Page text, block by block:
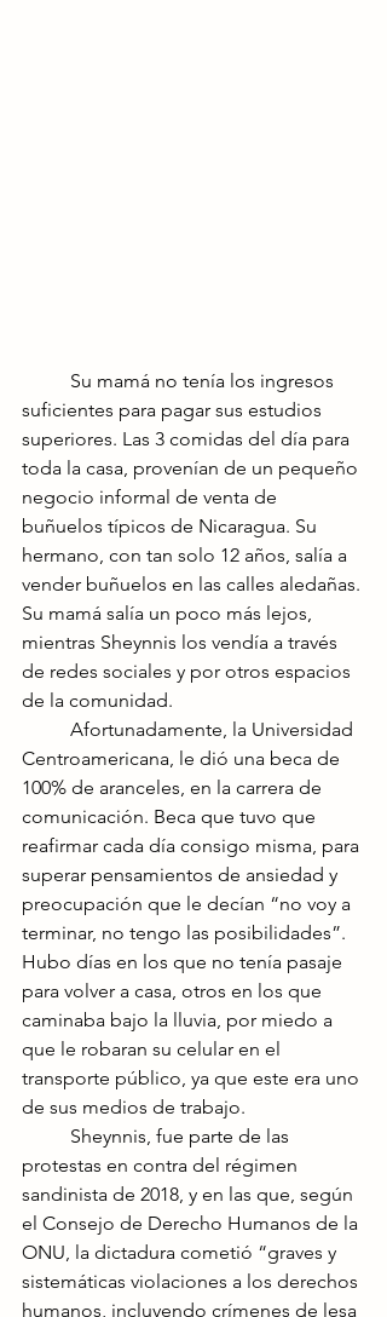
suficientes para pagar sus estudios
superiores. Las 3 comidas del día para
toda la casa, provenían de un pequeño
negocio informal de venta de
buñuelos típicos de Nicaragua. Su
hermano, con tan solo 12 años, salía a
vender buñuelos en las calles aledañas.
Su mamá salía un poco más lejos,
mientras Sheynnis los vendía a través
de redes sociales y por otros espacios
de la comunidad.
Centroamericana, le dió una beca de
100% de aranceles, en la carrera de
comunicación. Beca que tuvo que
reafirmar cada día consigo misma, para
superar pensamientos de ansiedad y
preocupación que le decían “no voy a
terminar, no tengo las posibilidades”.
Hubo días en los que no tenía pasaje
para volver a casa, otros en los que
caminaba bajo la lluvia, por miedo a
que le robaran su celular en el
transporte público, ya que este era uno
de sus medios de trabajo.
protestas en contra del régimen
sandinista de 2018, y en las que, según
el Consejo de Derecho Humanos de la
ONU, la dictadura cometió “graves y
sistemáticas violaciones a los derechos
humanos, incluyendo crímenes de lesa